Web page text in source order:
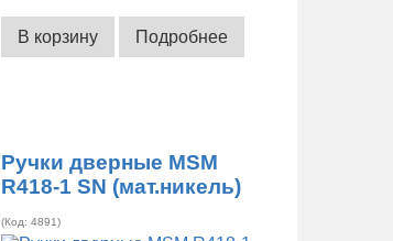
В корзину Подробнее
Ручки дверные MSM
R418-1 SN (мат.никель)
(Код:4891)